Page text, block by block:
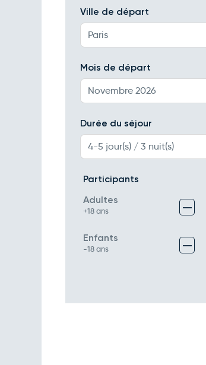
Ville de départ
Paris
Mois de départ
Novembre 2026
Durée du séjour
4-5 jour(s) / 3 nuit(s)
Participants
Adultes
+18 ans –
Enfants
-18 ans –